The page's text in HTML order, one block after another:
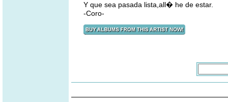
Y que sea pasada lista,all� he de estar.
-Coro-